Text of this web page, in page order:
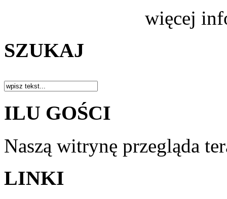
więcej
SZUKAJ
ILU GOŚCI
Naszą witrynę przegląda
LINKI